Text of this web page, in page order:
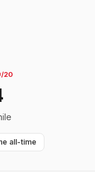
20
all-time